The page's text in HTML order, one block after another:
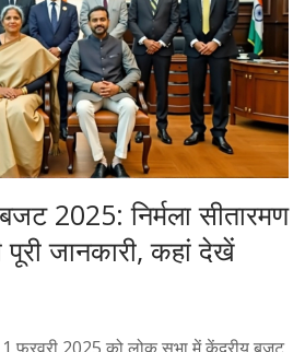
2025: निर्मला सीतारमण
जानकारी, कहां देखें
1 फरवरी 2025 को लोक सभा में केंद्रीय बजट